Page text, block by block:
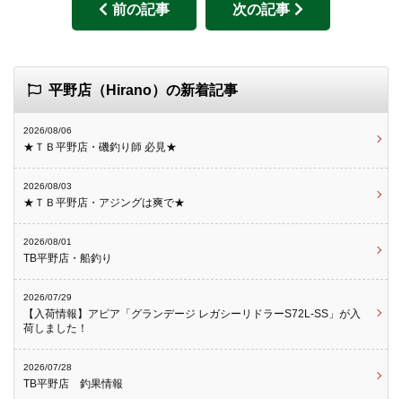
前の記事 次の記事
平野店（Hirano）の新着記事
2026/08/06
★ＴＢ平野店・磯釣り師 必見★
2026/08/03
★ＴＢ平野店・アジングは爽で★
2026/08/01
TB平野店・船釣り
2026/07/29
【入荷情報】アピア「グランデージ レガシーリドラーS72L-SS」が入
荷しました！
2026/07/28
TB平野店 釣果情報